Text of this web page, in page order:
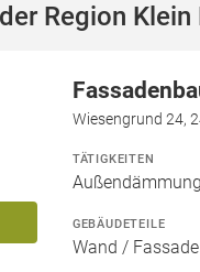
Region Klein
Wiesengrund 24,
TÄTIGKEITEN
Außendämmung
GEBÄUDETEILE
Wand / Fassade